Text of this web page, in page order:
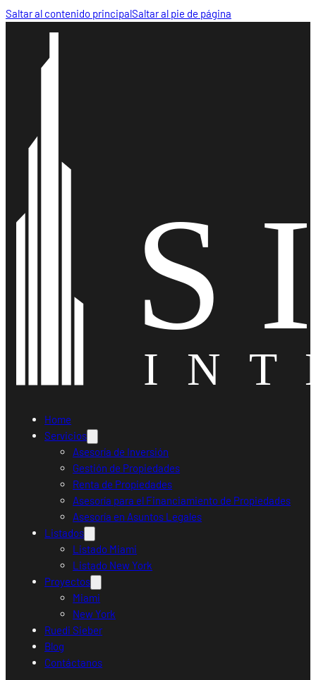
Saltar al contenido principalSaltar al pie de página
Home
Servicios
Asesoría de Inversión
Gestión de Propiedades
Renta de Propiedades
Asesoría para el Financiamiento de Propiedades
Asesoría en Asuntos Legales
Listados
Listado Miami
Listado New York
Proyectos
Miami
New York
Ruedi Sieber
Blog
Contáctanos